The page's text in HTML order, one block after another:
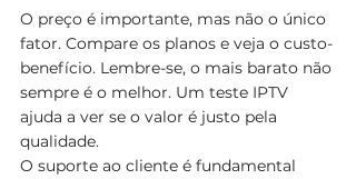
O preço é importante, mas não o único
fator. Compare os planos e veja o custo-
benefício. Lembre-se, o mais barato não
sempre é o melhor. Um teste IPTV
ajuda a ver se o valor é justo pela
qualidade.
O suporte ao cliente é fundamental